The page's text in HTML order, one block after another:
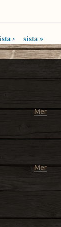
› sista »
Mer
Mer